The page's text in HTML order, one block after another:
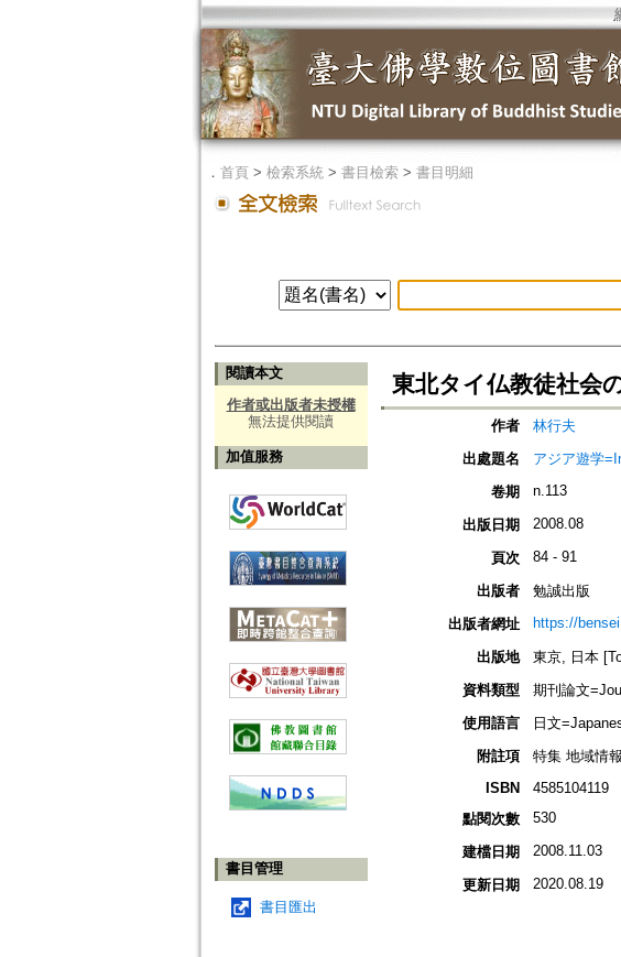
． 首頁> 檢索系統> 書目檢索> 書目明細
閱讀本文
作者或出版者未授權
無法提供閱讀
加值服務
書目管理
書目匯出
東北タイ仏教徒社会
作者
林行夫
出處題名
アジア遊学
卷期
n.113
出版日期 2008.08
頁次 84 - 91
出版者
勉誠出版
出版者網址
https://
出版地
東京, 日本
資料類型
期刊論文
使用語言
日文
附註項
特集 地域情
ISBN
4585104119
點閱次數
530
建檔日期 2008.11.03
更新日期 2020.08.19